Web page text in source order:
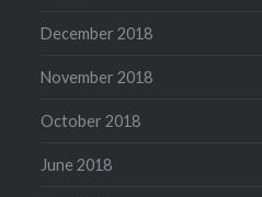
December 2018
November 2018
October 2018
June 2018